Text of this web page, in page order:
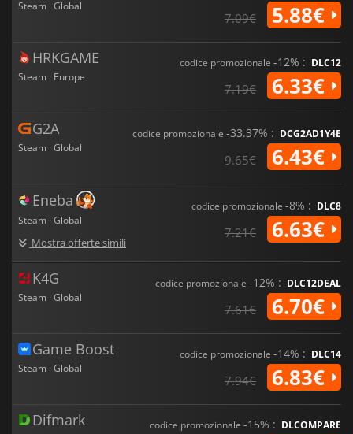
Steam · Global
7.09€ 5.88€
HRKGAME
Steam · Europe
codice promozionale -12% : DLC12
7.19€ 6.33€
G2A
Steam · Global
codice promozionale -33.37% : DCG2AD1Y4E
9.65€ 6.43€
Eneba
Steam · Global
Mostra offerte simili
codice promozionale -8% : DLC8
7.21€ 6.63€
K4G
Steam · Global
codice promozionale -12% : DLC12DEAL
7.61€ 6.70€
Game Boost
Steam · Global
codice promozionale -14% : DLC14
7.94€ 6.83€
Difmark codice promozionale -15% : DLCOMPARE